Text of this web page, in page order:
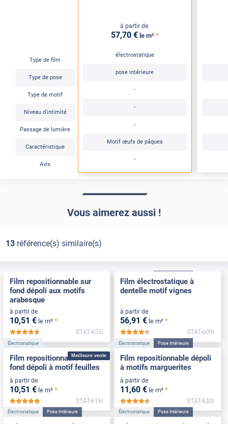
Type de film
Type de pose
Type de motif
Niveau d'intimité
Passage de lumière
Caractéristique
Avis
à partir de
57,70 € le m² *
électrostatique
pose intérieure
-
-
-
Motif œufs de pâques
-
Vous aimerez aussi !
13référence(s) similaire(s)
Film repositionnable sur
fond dépoli aux motifs
arabesque
à partir de
10,51 € le m² *
*****
STAT-655i
Film électrostatique à
dentelle motif vignes
à partir de
56,91 € le m² *
*****
STAT-609i
Meilleure vente
Électrostatique
Film repositionnable sur
fond dépoli à motif feuilles
à partir de
10,51 € le m² *
*****
STAT-616i
Électrostatique Pose Intérieure
Film repositionnable dépoli
à motifs marguerites
à partir de
11,60 € le m² *
*****
STAT-630i
Électrostatique Pose Intérieure Électrostatique Pose Intérieure